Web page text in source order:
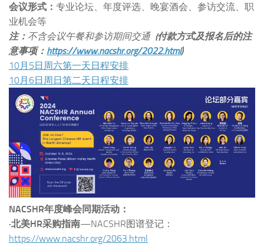
会议形式： 专业论坛、年度评选、晚宴酒会、参访交流、职
业机会等
注： 不含会议午餐和参访期间交通 (付款方式及报名后的注
意事项： https://www.nacshr.org/2022.html)
10月5日周六第一天日程安排
10月6日周日第二天日程安排
NACSHR年度峰会同期活动：
·北美HR采购指南—NACSHR图谱登记：
https://www.nacshr.org/2063.html